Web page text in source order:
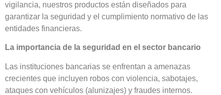
vigilancia, nuestros productos están diseñados para
garantizar la seguridad y el cumplimiento normativo de las
entidades financieras.
La importancia de la seguridad en el sector bancario
Las instituciones bancarias se enfrentan a amenazas
crecientes que incluyen robos con violencia, sabotajes,
ataques con vehículos (alunizajes) y fraudes internos.